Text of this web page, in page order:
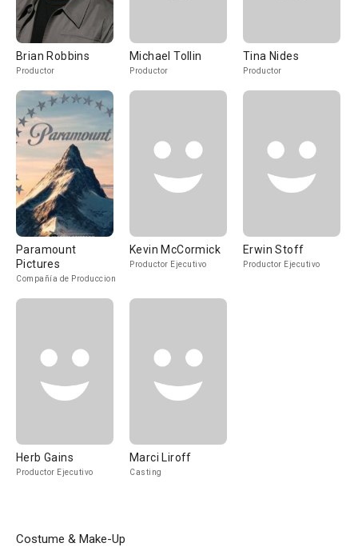
Brian Robbins
Productor
Michael Tollin
Productor
Tina Nides
Productor
Paramount
Pictures
Compañía de Produccion
Kevin McCormick
Productor Ejecutivo
Erwin Stoff
Productor Ejecutivo
Herb Gains
Productor Ejecutivo
Marci Liroff
Casting
Costume & Make-Up